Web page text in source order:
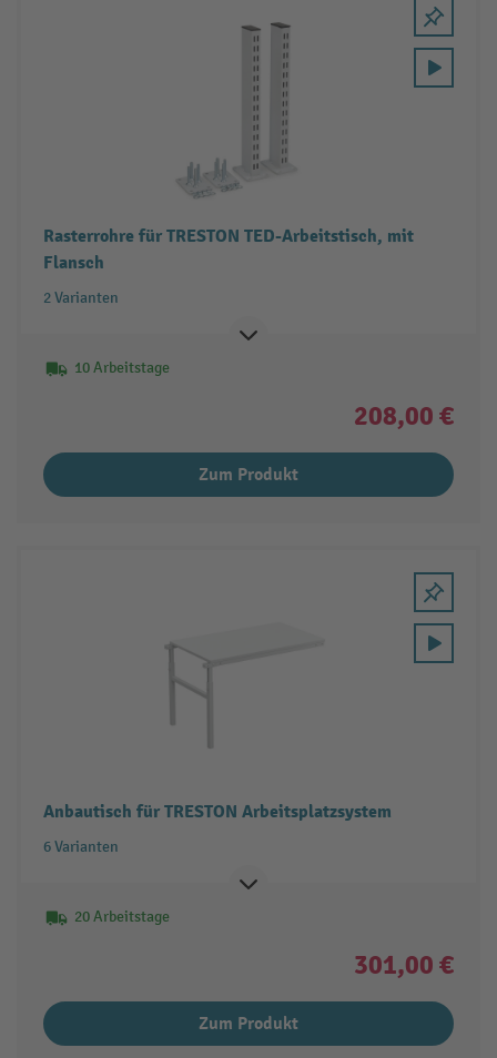
Rasterrohre für TRESTON TED-Arbeitstisch, mit
Flansch
2 Varianten
10 Arbeitstage
208,00 €
Zum Produkt
Anbautisch für TRESTON Arbeitsplatzsystem
6 Varianten
20 Arbeitstage
301,00 €
Zum Produkt